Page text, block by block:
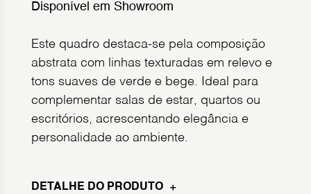
Disponível em Showroom
Este quadro destaca-se pela composição
abstrata com linhas texturadas em relevo e
tons suaves de verde e bege. Ideal para
complementar salas de estar, quartos ou
escritórios, acrescentando elegância e
personalidade ao ambiente.
DETALHE DO PRODUTO